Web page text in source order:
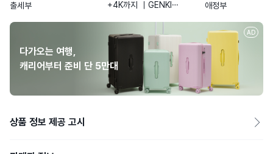
출세부
+4K까지 ｜GENKI
애정부
다가오는 여행,
캐리어부터 준비 단 5만대
AD
상품 정보 제공 고시